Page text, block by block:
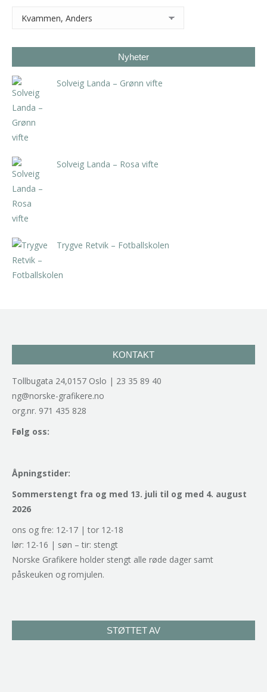
Nyheter
Solveig Landa – Grønn vifte
Solveig Landa – Rosa vifte
Trygve Retvik – Fotballskolen
KONTAKT
Tollbugata 24,0157 Oslo | 23 35 89 40
ng@norske-grafikere.no
org.nr. 971 435 828
Følg oss:
Åpningstider:
Sommerstengt fra og med 13. juli til og med 4. august
2026
ons og fre: 12-17 | tor 12-18
lør: 12-16 | søn – tir: stengt
Norske Grafikere holder stengt alle røde dager samt
påskeuken og romjulen.
STØTTET AV